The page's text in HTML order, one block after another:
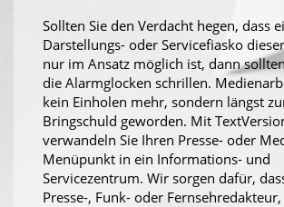
Sollten Sie den Verdacht hegen, dass
Darstellungs- oder Servicefiasko
nur im Ansatz möglich ist, dann
die Alarmglocken schrillen.
kein Einholen mehr, sondern längst
Bringschuld geworden. Mit
verwandeln Sie Ihren Presse- oder
Menüpunkt in ein Informations- und
Servicezentrum. Wir sorgen dafür,
Presse-, Funk- oder Fernsehredakteur,